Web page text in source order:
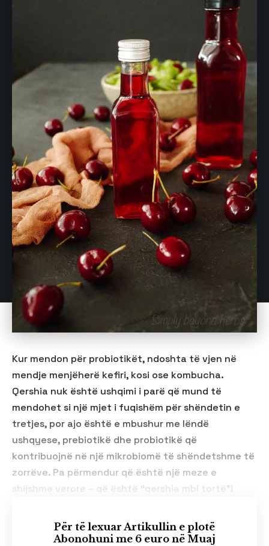
Kur mendon për probiotikët, ndoshta të vjen në
mendje menjëherë kefiri, kosi ose kombucha.
Qershia nuk është ushqimi i parë që mund të
mendohet si një mjet i fuqishëm për shëndetin e
tretjes, por ajo është e mbushur me lëndë
ushqyese, prebiotikë dhe probiotikë që
kontribuojnë në një mikrobiomë të shëndetshme të
zorrëve. Pa përmendur që është një meze e
shijshme verore – që është “qershia mbi tortë”!
Për të lexuar Artikullin e plotë
Abonohuni me 6 euro në Muaj